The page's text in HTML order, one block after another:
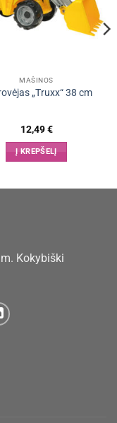
MAŠINOS
„Truxx“ 38 cm
12,49€
Į KREPŠELĮ
Kokybiški